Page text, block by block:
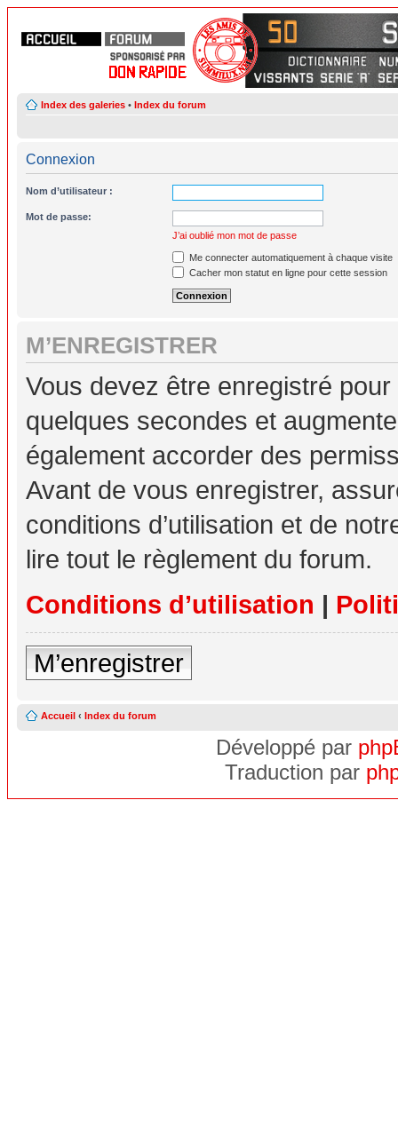
Index des galeries • Index du forum
Connexion
Nom d’utilisateur :
Mot de passe:
J’ai oublié mon mot de passe
Me connecter automatiquement à chaque visite
Cacher mon statut en ligne pour cette session
M’ENREGISTRER
Vous devez être enregistré
quelques secondes et
également accorder des
Avant de vous enregistrer,
conditions d’utilisation et de
lire tout le règlement du forum.
Conditions d’utilisation |
M’enregistrer
Accueil ‹ Index du forum
Développé par
Traduction par